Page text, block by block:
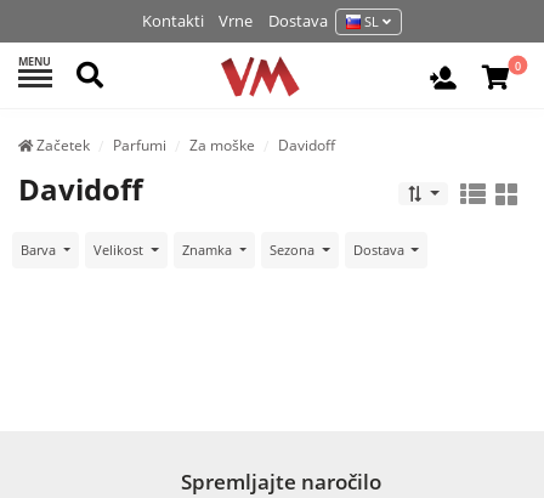
Kontakti Vrne Dostava SL
MENU Išči Prijava /
0
Začetek Parfumi Za moške Davidoff
Davidoff
Barva Velikost Znamka Sezona Dostava
Spremljajte naročilo